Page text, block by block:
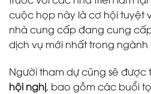
cuộc họp này là cơ hội tuyệt
nhà cung cấp đang cung
dịch vụ mới nhất trong
Người tham dự cũng sẽ được
hội nghị, bao gồm các buổi